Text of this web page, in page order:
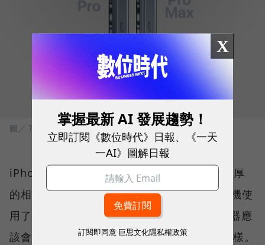
圖／ T客幫
iPhone 15系列的CAD渲染顯示了新機擁有更厚
的相機模組，尤其是Pro系列機型，這表明新機使
用了更大的感測器。前置鏡頭和Face ID感測器應
該會保持不變，至少在iPhone 15系列上是這樣。
X
掌握最新 AI 發展趨勢！
立即訂閱《數位時代》日報、《一天
一AI》圖解日報
訂閱即同意 巨思文化隱私權政策